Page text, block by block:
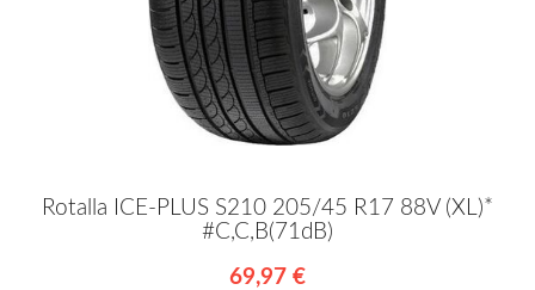
Rotalla ICE-PLUS S210 205/45 R17 88V (XL)*
#C,C,B(71dB)
69,97 €